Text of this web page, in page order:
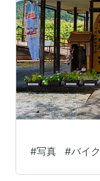
#写真 #バイ